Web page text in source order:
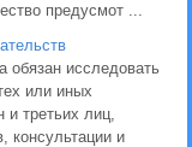
предусмот ...
обязан исследовать
или иных
и третьих лиц,
консультации и